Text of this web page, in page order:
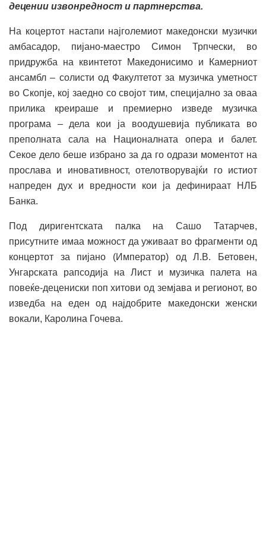
децении извонредност и партнерства.
На коцертот настапи најголемиот македонски музички
амбасадор, пијано-маестро Симон Трпчески, во
придружба на квинтетот Македонисимо и Камерниот
ансамбл – солисти од Факултетот за музичка уметност
во Скопјe, кој заедно со својот тим, специјално за оваа
прилика креираше и премиерно изведе музичка
програма – дела кои ја воодушевија публиката во
преполната сала на Националната опера и балет.
Секое дело беше избрано за да го одрази моментот на
прослава и иновативност, отелотворувајќи го истиот
напреден дух и вредности кои ја дефинираат НЛБ
Банка.
Под диригентската палка на Сашо Татарчев,
присутните имаа можност да уживаат во фрагменти од
концертот за пијано (Император) од Л.В. Бетовен,
Унгарската рапсодија на Лист и музичка палета на
повеќе-децениски поп хитови од земјава и регионот, во
изведба на еден од најдобрите македонски женски
вокали, Каролина Гочева.